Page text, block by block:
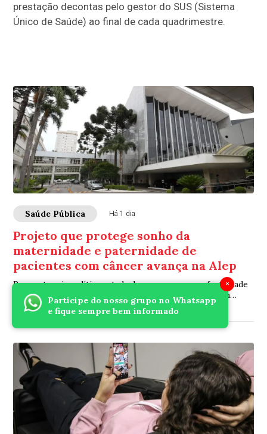
×
Participe do nosso grupo no Whatsapp
e fique sempre bem informado
prestação decontas pelo gestor do SUS (Sistema
Único de Saúde) ao final de cada quadrimestre.
Saúde Pública Há 1 dia
Projeto que protege sonho da
maternidade e paternidade de
pacientes com câncer avança na Alep
Proposta cria política estadual para preservar a fertilidade
durante o tratamento oncológico e volta à votação em
segundo turno nesta segunda-feira